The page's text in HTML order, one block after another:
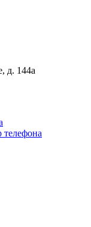
д. 144а